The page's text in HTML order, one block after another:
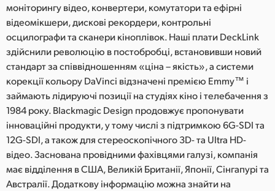
моніторингу відео, конвертери, комутатори та ефірні
відеомікшери, дискові рекордери, контрольні
осцилографи та сканери кіноплівок. Наші плати DeckLink
здійснили революцію в постобробці, встановивши новий
стандарт за співвідношенням «ціна – якість», а системи
корекції кольору DaVinci відзначені премією Emmy™ і
займають лідируючі позиції на студіях кіно і телебачення з
1984 року. Blackmagic Design продовжує пропонувати
інноваційні продукти, у тому числі з підтримкою 6G-SDI та
12G-SDI, а також для стереоскопічного 3D- та Ultra HD-
відео. Заснована провідними фахівцями галузі, компанія
має відділення в США, Великій Британії, Японії, Сінгапурі та
Австралії. Додаткову інформацію можна знайти на